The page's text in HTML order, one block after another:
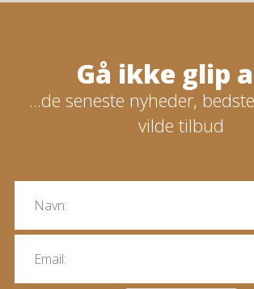
Gå ikke glip
...de seneste nyheder,
vilde tilbud